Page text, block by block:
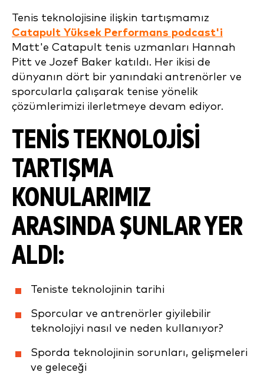
Tenis teknolojisine ilişkin tartışmamız
Catapult Yüksek Performans podcast'i
Matt'e Catapult tenis uzmanları Hannah
Pitt ve Jozef Baker katıldı. Her ikisi de
dünyanın dört bir yanındaki antrenörler ve
sporcularla çalışarak tenise yönelik
çözümlerimizi ilerletmeye devam ediyor.
TENIS TEKNOLOJISI
TARTIŞMA
KONULARIMIZ
ARASINDAŞUNLARYER
ALDI :
Teniste teknolojinin tarihi
Sporcular ve antrenörler giyilebilir
teknolojiyi nasıl ve neden kullanıyor?
Sporda teknolojinin sorunları, gelişmeleri
ve geleceği